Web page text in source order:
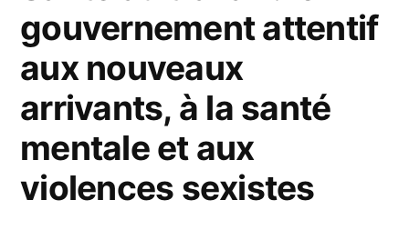
gouvernement attentif
aux nouveaux
arrivants, à la santé
mentale et aux
violences sexistes